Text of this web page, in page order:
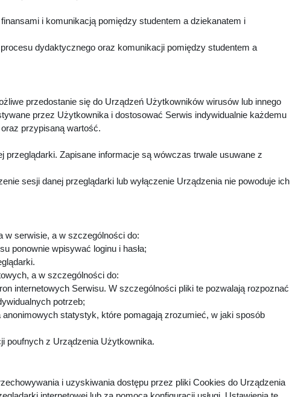
i komunikacją pomiędzy studentem a dziekanatem i
dydaktycznego oraz komunikacji pomiędzy studentem a
przedostanie się do Urządzeń Użytkowników wirusów lub innego
przez Użytkownika i dostosować Serwis indywidualnie każdemu
przypisaną wartość.
Zapisane informacje są wówczas trwale usuwane z
sesji danej przeglądarki lub wyłączenie Urządzenia nie powoduje ich
w serwisie, a w szczególności do:
ponownie wpisywać loginu i hasła;
a w szczególności do:
internetowych Serwisu. W szczególności pliki te pozwalają rozpoznać
potrzeb;
statystyk, które pomagają zrozumieć, w jaki sposób
poufnych z Urządzenia Użytkownika.
i uzyskiwania dostępu przez pliki Cookies do Urządzenia